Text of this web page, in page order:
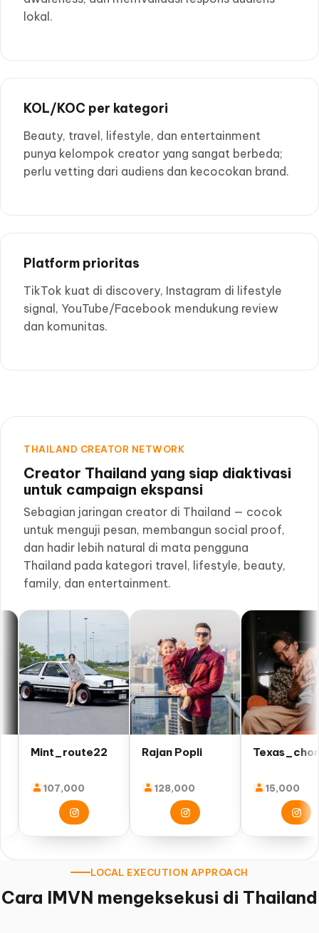
lokal.
KOL/KOC per kategori
Beauty, travel, lifestyle, dan entertainment
punya kelompok creator yang sangat berbeda;
perlu vetting dari audiens dan kecocokan brand.
Platform prioritas
TikTok kuat di discovery, Instagram di lifestyle
signal, YouTube/Facebook mendukung review
dan komunitas.
THAILAND CREATOR NETWORK
Creator Thailand yang siap diaktivasi
untuk campaign ekspansi
Sebagian jaringan creator di Thailand — cocok
untuk menguji pesan, membangun social proof,
dan hadir lebih natural di mata pengguna
Thailand pada kategori travel, lifestyle, beauty,
family, dan entertainment.
107,000
Rajan Popli
128,000
Texas_choreo
15,000
LOCAL EXECUTION APPROACH
Cara IMVN mengeksekusi di Thailand